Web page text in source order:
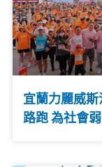
宜蘭力麗威
路跑 為社會